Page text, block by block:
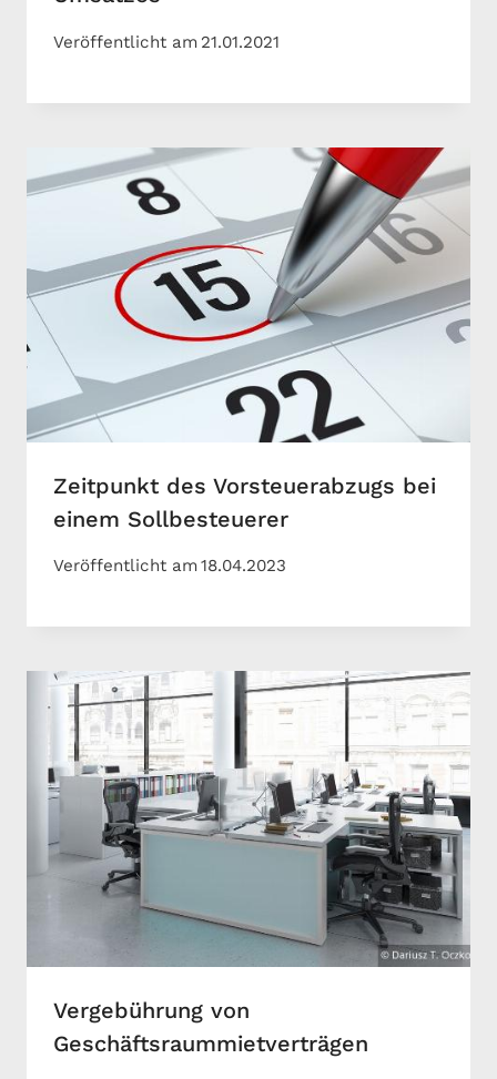
Veröffentlicht am 21.01.2021
Zeitpunkt des Vorsteuerabzugs bei
einem Sollbesteuerer
Veröffentlicht am18.04.2023
Vergebührung von
Geschäftsraummietverträgen